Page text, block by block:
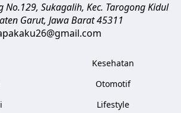
No.129, Sukagalih, Kec. Tarogong Kidul
Garut, Jawa Barat45311
Kesehatan
Otomotif
Lifestyle